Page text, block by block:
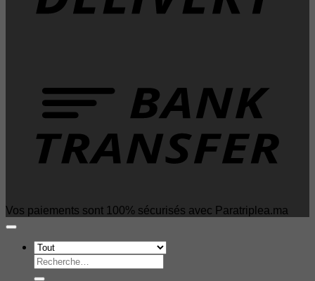
Vos paiements sont 100% sécurisés avec Paratriplea.ma
Recherche
pour :